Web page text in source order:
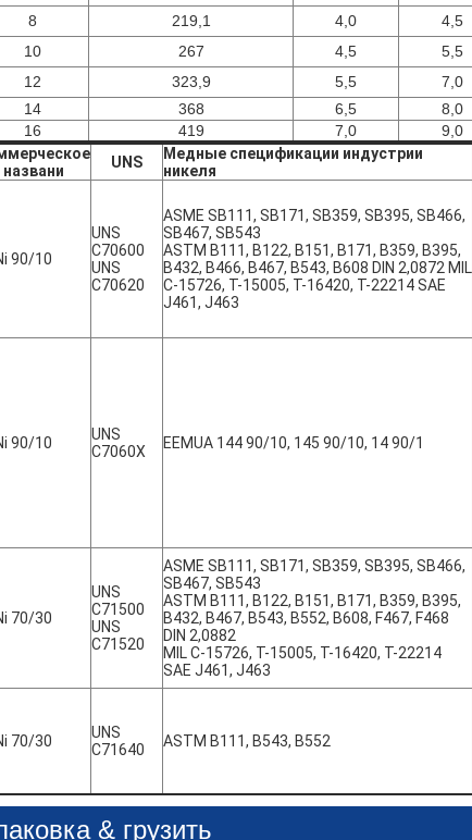
8
219,1 4,0 4,5
10
267 4,5 5,5
12
323,9 5,5 7,0
14
368 6,5 8,0
16
419 7,0 9,0
названи
UNS
Медные спецификации индустрии
никеля
90/10
UNS
C70600
UNS
C70620
ASME SB111, SB171, SB359, SB395, SB466,
SB467, SB543
ASTM B111, B122, B151, B171, B359, B395,
B432, B466, B467, B543, B608 DIN 2,0872 MIL
C-15726, T-15005, T-16420, T-22214 SAE
J461, J463
90/10
UNS
C7060X
EEMUA 144 90/10, 145 90/10, 14 90/1
70/30
UNS
C71500
UNS
C71520
ASME SB111, SB171, SB359, SB395, SB466,
SB467, SB543
ASTM B111, B122, B151, B171, B359, B395,
B432, B467, B543, B552, B608, F467, F468
DIN 2,0882
MIL C-15726, T-15005, T-16420, T-22214
SAE J461, J463
70/30
UNS
C71640
ASTM B111, B543, B552
& грузить